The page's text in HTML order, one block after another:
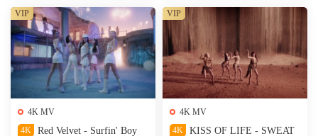
4K MV
4K
Red Velvet - Surfin' Boy
VIP
4K MV
4K
KISS OF LIFE - SWEAT
VIP